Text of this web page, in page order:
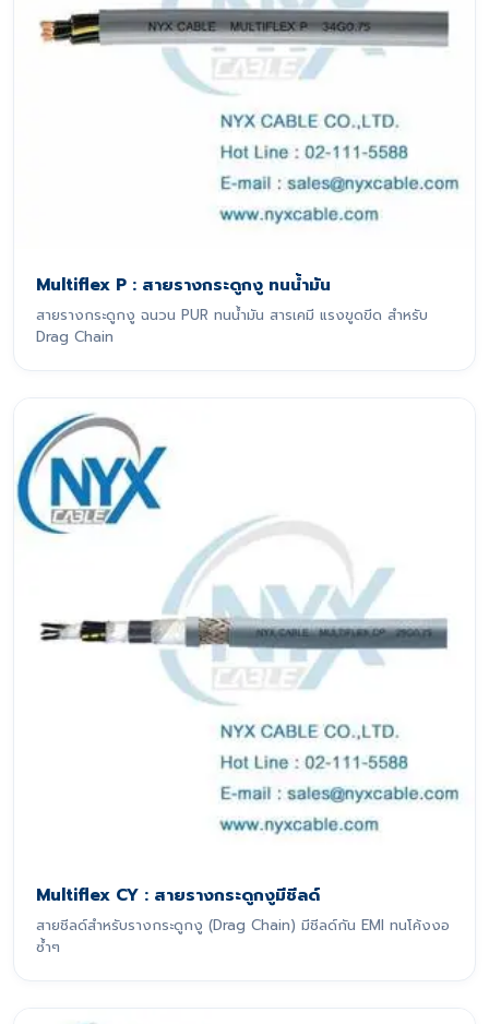
Multiflex P : สายรางกระดูกงู ทนน้ำมัน
สายรางกระดูกงู ฉนวน PUR ทนน้ำมัน สารเคมี แรงขูดขีด สำหรับ
Drag Chain
Multiflex CY : สายรางกระดูกงูมีชีลด์
สายชีลด์สำหรับรางกระดูกงู (Drag Chain) มีชีลด์กัน EMI ทนโค้งงอ
ซ้ำๆ